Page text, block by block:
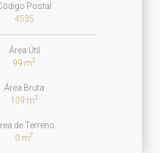
Postal
4535
Área Útil
99 m2
Área Bruta
109 m2
de Terreno
0 m2